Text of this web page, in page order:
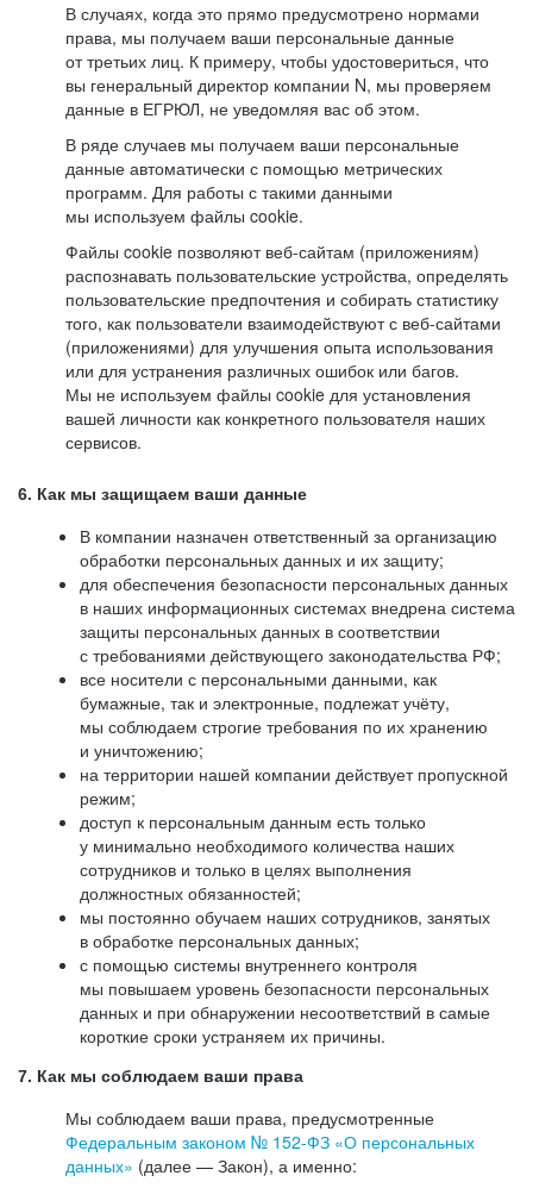
В случаях, когда это прямо предусмотрено нормами
права, мы получаем ваши персональные данные
от третьих лиц. К примеру, чтобы удостовериться, что
вы генеральный директор компании N, мы проверяем
данные в ЕГРЮЛ, не уведомляя вас об этом.
В ряде случаев мы получаем ваши персональные
данные автоматически с помощью метрических
программ. Для работы с такими данными
мы используем файлы cookie.
Файлы cookie позволяют веб-сайтам (приложениям)
распознавать пользовательские устройства, определять
пользовательские предпочтения и собирать статистику
того, как пользователи взаимодействуют с веб-сайтами
(приложениями) для улучшения опыта использования
или для устранения различных ошибок или багов.
Мы не используем файлы cookie для установления
вашей личности как конкретного пользователя наших
сервисов.
6. Как мы защищаем ваши данные
В компании назначен ответственный за организацию
обработки персональных данных и их защиту;
для обеспечения безопасности персональных данных
в наших информационных системах внедрена система
защиты персональных данных в соответствии
с требованиями действующего законодательства РФ;
все носители с персональными данными, как
бумажные, так и электронные, подлежат учёту,
мы соблюдаем строгие требования по их хранению
и уничтожению;
на территории нашей компании действует пропускной
режим;
доступ к персональным данным есть только
у минимально необходимого количества наших
сотрудников и только в целях выполнения
должностных обязанностей;
мы постоянно обучаем наших сотрудников, занятых
в обработке персональных данных;
с помощью системы внутреннего контроля
мы повышаем уровень безопасности персональных
данных и при обнаружении несоответствий в самые
короткие сроки устраняем их причины.
7. Как мы соблюдаем ваши права
Мы соблюдаем ваши права, предусмотренные
Федеральным законом № 152-ФЗ «О персональных
данных» (далее — Закон), а именно: